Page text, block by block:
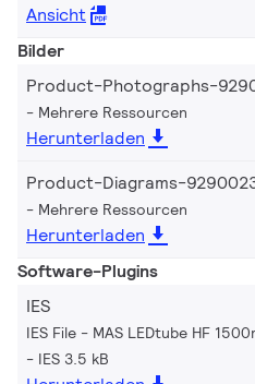
Ansicht
Bilder
Product-Photographs-
Mehrere Ressourcen
Herunterladen
Product-Diagrams-
Mehrere Ressourcen
Herunterladen
Software-Plugins
IES
IES File - MAS LEDtube HF
IES 3.5 kB